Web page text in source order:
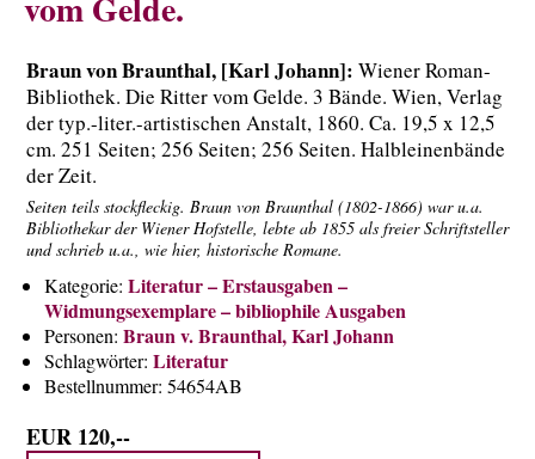
Neuzugänge
…der letzten Wochen
…der letzten Tage
Gesamtbestand
Ankauf
Warenkorb
Über uns
Kontakt
Impressum
Versandkosten
Braun von Braunthal, [Karl Johann]: Wiener Roman-
Bibliothek. Die Ritter vom Gelde. 3 Bände. Wien, Verlag
der typ.-liter.-artistischen Anstalt, 1860. Ca. 19,5 x 12,5
cm. 251 Seiten; 256 Seiten; 256 Seiten. Halbleinenbände
der Zeit.
Seiten teils stockfleckig. Braun von Braunthal (1802-1866) war u.a.
Bibliothekar der Wiener Hofstelle, lebte ab 1855 als freier Schriftsteller
und schrieb u.a., wie hier, historische Romane.
Kategorie: Literatur – Erstausgaben –
Widmungsexemplare – bibliophile Ausgaben
Personen: Braun v. Braunthal, Karl Johann
Schlagwörter: Literatur
Bestellnummer: 54654AB
EUR 120,--